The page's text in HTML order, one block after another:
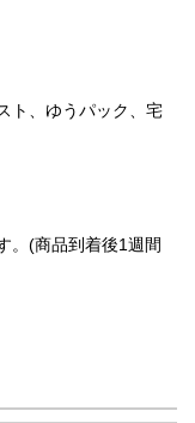
ト、ゆうパック、宅
。(商品到着後1週間